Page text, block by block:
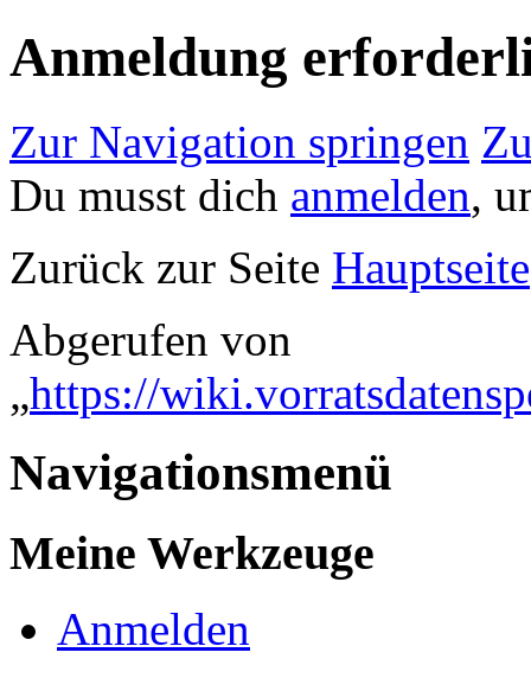
Anmeldung
Zur Navigation springen
Du musst dich anmelden,
Zurück zur Seite Hauptseite
Abgerufen von
„https://
Navigationsmenü
Meine Werkzeuge
Anmelden